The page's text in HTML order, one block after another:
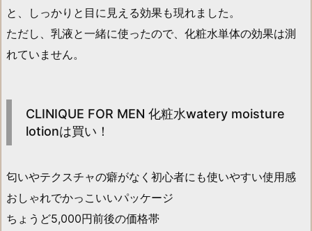
と、しっかりと目に見える効果も現れました。
ただし、乳液と一緒に使ったので、化粧水単体の効果は測
れていません。
CLINIQUE FOR MEN 化粧水watery moisture
lotionは買い！
匂いやテクスチャの癖がなく初心者にも使いやすい使用感
おしゃれでかっこいいパッケージ
ちょうど5,000円前後の価格帯